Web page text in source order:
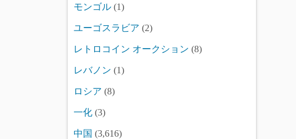
モンゴル (1)
ユーゴスラビア (2)
レトロコイン オークション (8)
レバノン (1)
ロシア (8)
一化 (3)
中国 (3,616)